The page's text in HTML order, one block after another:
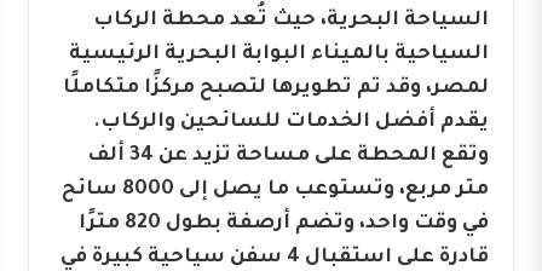
السياحة البحرية، حيث تُعد محطة الركاب
السياحية بالميناء البوابة البحرية الرئيسية
لمصر، وقد تم تطويرها لتصبح مركزًا متكاملًا
يقدم أفضل الخدمات للسائحين والركاب.
وتقع المحطة على مساحة تزيد عن 34 ألف
متر مربع، وتستوعب ما يصل إلى 8000 سائح
في وقت واحد، وتضم أرصفة بطول 820 مترًا
قادرة على استقبال 4 سفن سياحية كبيرة في